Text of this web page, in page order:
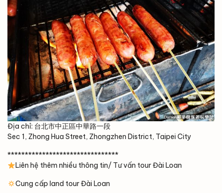
Địa chỉ: 台北市中正區中華路一段
Sec 1, Zhong Hua Street, Zhongzhen District, Taipei City
********************************
Liên hệ thêm nhiều thông tin/ Tư vấn tour Đài Loan
Cung cấp land tour Đài Loan